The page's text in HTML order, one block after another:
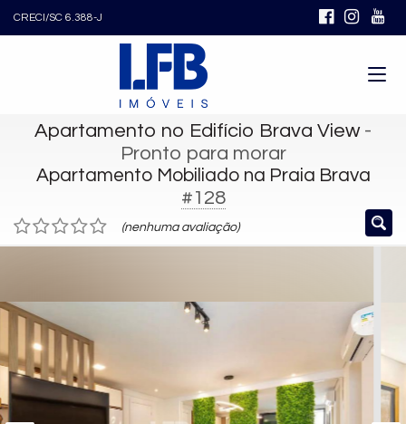
CRECI/SC 6.388-J
Apartamento no Edifício Brava View-
Pronto para morar
Apartamento Mobiliado na Praia Brava
#128
(nenhuma avaliação)